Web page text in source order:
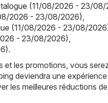
(11/08/2026 - 23/08/
2026 - 23/08/2026)
(11/08/2026 - 23/08/
- 23/08/2026)
.
et les promotions, vous
deviendra une expérience
les meilleures réductions